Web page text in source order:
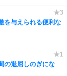
を与えられる便利な
の退屈しのぎにな